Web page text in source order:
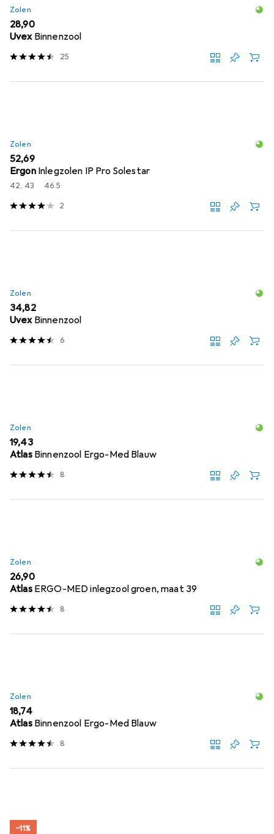
Zolen
EUR
28,90
Uvex Binnenzool
25
Zolen
EUR
52,69
Ergon Inlegzolen IP Pro Solestar
42, 43 46.5
2
Zolen
EUR
34,82
Uvex Binnenzool
6
Zolen
EUR
19,43
Atlas Binnenzool Ergo-Med Blauw
8
Zolen
EUR
26,90
Atlas ERGO-MED inlegzool groen, maat 39
8
Zolen
EUR
18,74
Atlas Binnenzool Ergo-Med Blauw
8
−11%